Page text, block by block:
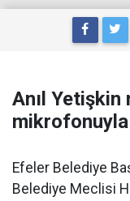
Anıl
Efeler Belediye
Belediye Meclisi